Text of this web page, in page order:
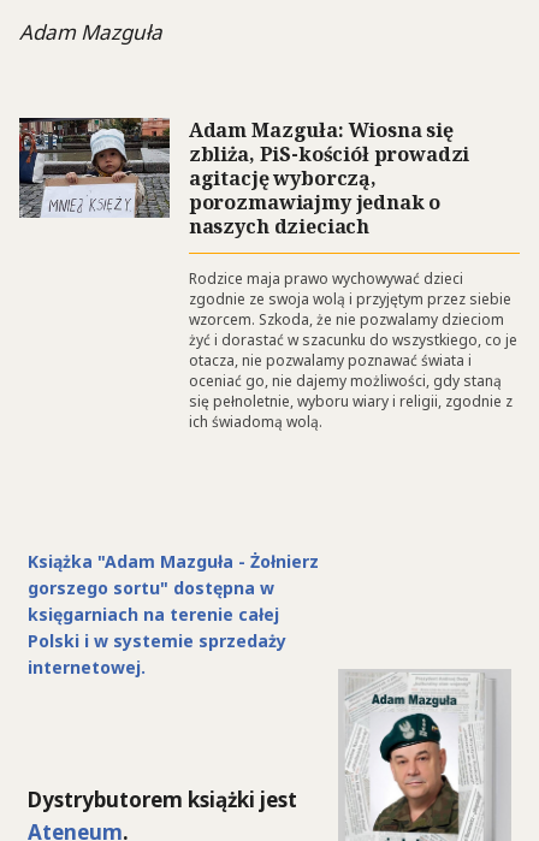
Adam Mazguła
Adam Mazguła: Wiosna się
zbliża, PiS-kościół prowadzi
agitację wyborczą,
porozmawiajmy jednak o
naszych dzieciach
Rodzice maja prawo wychowywać dzieci
zgodnie ze swoja wolą i przyjętym przez siebie
wzorcem. Szkoda, że nie pozwalamy dzieciom
żyć i dorastać w szacunku do wszystkiego, co je
otacza, nie pozwalamy poznawać świata i
oceniać go, nie dajemy możliwości, gdy staną
się pełnoletnie, wyboru wiary i religii, zgodnie z
ich świadomą wolą.
Książka "Adam Mazguła - Żołnierz
gorszego sortu" dostępna w
księgarniach na terenie całej
Polski i w systemie sprzedaży
internetowej.
Dystrybutorem książki jest
Ateneum.